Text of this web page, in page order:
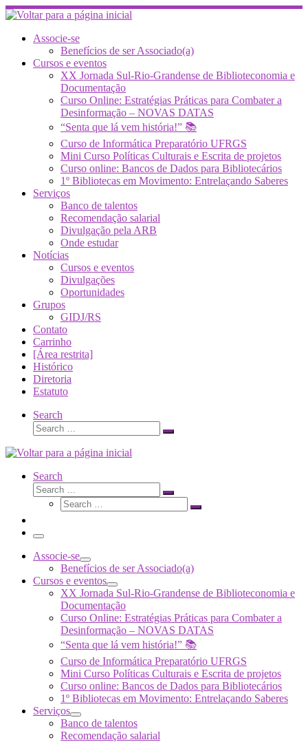
Skip
to
contentAssocie-se
Benefícios de ser Associado(a)
Cursos e eventos
XX Jornada Sul-Rio-Grandense de Biblioteconomia e
Documentação
Curso Online: Estratégias Práticas para Combater a
Desinformação – NOVAS DATAS
“Senta que lá vem história!” 📚
Curso de Informática Preparatório UFRGS
Mini Curso Políticas Culturais e Escrita de projetos
Curso online: Bancos de Dados para Bibliotecários
1º Bibliotecas em Movimento: Entrelaçando Saberes
Serviços
Banco de talentos
Recomendação salarial
Divulgação pela ARB
Onde estudar
Notícias
Cursos e eventos
Divulgações
Oportunidades
Grupos
GIDJ/RS
Contato
Carrinho
[Área restrita]
Histórico
Diretoria
Estatuto
Search
Search
Search
Search
Search
Search
Search
Search
Menu
Associe-se
Benefícios de ser Associado(a)
Cursos e eventos
XX Jornada Sul-Rio-Grandense de Biblioteconomia e
Documentação
Curso Online: Estratégias Práticas para Combater a
Desinformação – NOVAS DATAS
“Senta que lá vem história!” 📚
Curso de Informática Preparatório UFRGS
Mini Curso Políticas Culturais e Escrita de projetos
Curso online: Bancos de Dados para Bibliotecários
1º Bibliotecas em Movimento: Entrelaçando Saberes
Serviços
Banco de talentos
Recomendação salarial